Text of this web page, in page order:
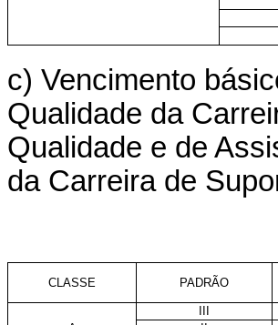
c) Vencimento
Qualidade da
Qualidade e de
da Carreira de
CLASSE PADRÃO